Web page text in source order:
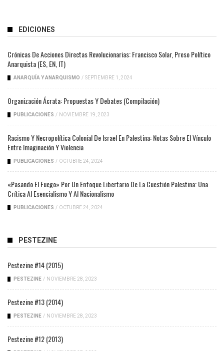
EDICIONES
Crónicas De Acciones Directas Revolucionarias: Francisco Solar, Preso Político
Anarquista (ES, EN, IT)
ANARQUÍA Y ANARQUISMO / SEPTIEMBRE 1, 2024
Organización Ácrata: Propuestas Y Debates (compilación)
PUBLICACIONES / NOVIEMBRE 19, 2023
Racismo Y Necropolítica Colonial De Israel En Palestina: Notas Sobre El Vínculo
Entre Imaginación Y Violencia
PUBLICACIONES / OCTUBRE 24, 2024
«Pasando El Fuego» Por Un Enfoque Libertario De La Cuestión Palestina: Una
Crítica Al Esencialismo Y Al Nacionalismo
PUBLICACIONES / OCTUBRE 24, 2024
PESTEZINE
Pestezine #14 (2015)
PESTEZINE / NOVIEMBRE 28, 2023
Pestezine #13 (2014)
PESTEZINE / NOVIEMBRE 28, 2023
Pestezine #12 (2013)